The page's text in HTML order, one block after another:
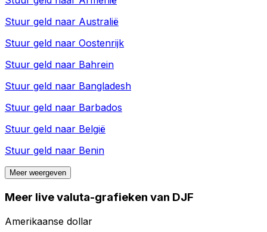
Stuur geld naar Australië
Stuur geld naar Oostenrijk
Stuur geld naar Bahrein
Stuur geld naar Bangladesh
Stuur geld naar Barbados
Stuur geld naar België
Stuur geld naar Benin
Meer weergeven
Meer live valuta-grafieken van DJF
Amerikaanse dollar